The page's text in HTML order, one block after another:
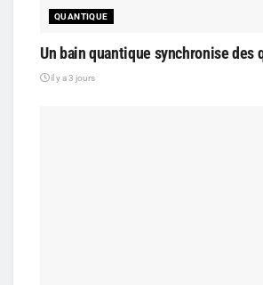
QUANTIQUE
Un bain quantique synchronise des
il y a 3 jours